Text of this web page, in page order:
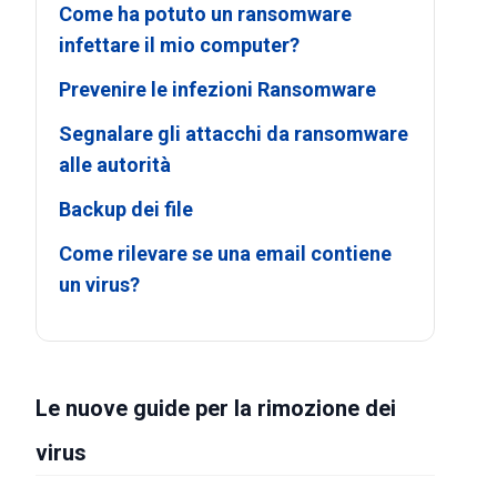
Come ha potuto un ransomware
infettare il mio computer?
Prevenire le infezioni Ransomware
Segnalare gli attacchi da ransomware
alle autorità
Backup dei file
Come rilevare se una email contiene
un virus?
Le nuove guide per la rimozione dei
virus